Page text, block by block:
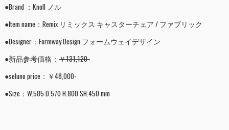
●Brand ：Knoll ノル
●Item name：Remix リミックス キャスターチェア / ファブリック
●Designer：Formway Design フォームウェイデザイン
●新品参考価格： ￥131,120-
●seluno price：￥48,000-
●Size：W.585 D.570 H.800 SH.450 mm